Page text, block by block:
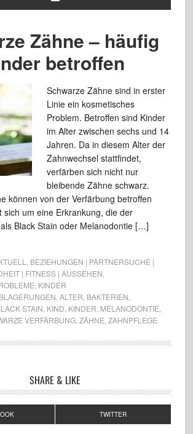
Zähne – häufig
betroffen
Schwarze Zähne sind in erster
Linie ein kosmetisches
Problem. Betroffen sind Kinder
im Alter zwischen sechs und 14
Jahren. Da in diesem Alter der
Zahnwechsel stattfindet,
verfärben sich nicht nur
bleibende Zähne schwarz.
können von der Verfärbung betroffen
sich um eine Erkrankung, die der
Black Stain oder Melanodontie […]
BEZIEHUNGEN | PARTNERSUCHE |
| FITNESS | AUSSEHEN
KINDER
ALTER BAKTERIEN
STAIN KIND KINDER MELANODONTIE
VERFÄRBUNG, ZÄHNE ZAHNPFLEGE
SHARE & LIKE
TWITTER